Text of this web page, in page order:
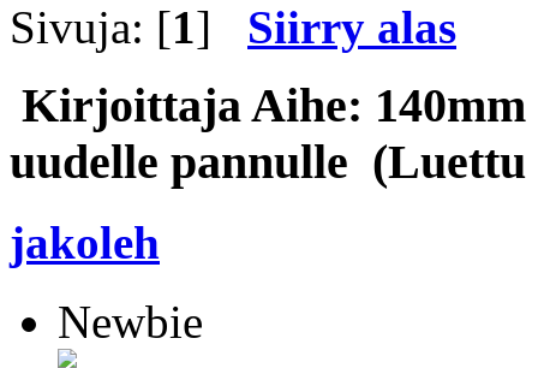
Sivuja: [1] Siirry alas
KirjoittajaAihe:
uudelle pannulle (Luettu
jakoleh
Newbie